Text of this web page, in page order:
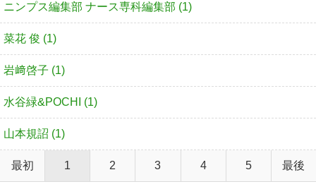
ニンプス編集部 ナース専科編集部 (1)
菜花 俊 (1)
岩﨑啓子 (1)
水谷緑&POCHI (1)
山本規詔 (1)
最初 1 2 3 4 5 最後